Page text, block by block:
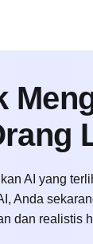
AI yang
Anda
dan realistis